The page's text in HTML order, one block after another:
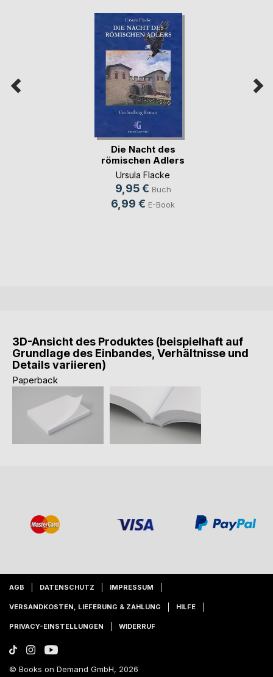
Die Nacht des
römischen Adlers
Ursula Flacke
9,95 € Buch
6,99 € E-Book
3D-Ansicht des Produktes (beispielhaft auf
Grundlage des Einbandes, Verhältnisse und
Details variieren)
Paperback
AGB DATENSCHUTZ IMPRESSUM
VERSANDKOSTEN, LIEFERUNG & ZAHLUNG HILFE
PRIVACY-EINSTELLUNGEN WIDERRUF
© Books on Demand GmbH, 2026